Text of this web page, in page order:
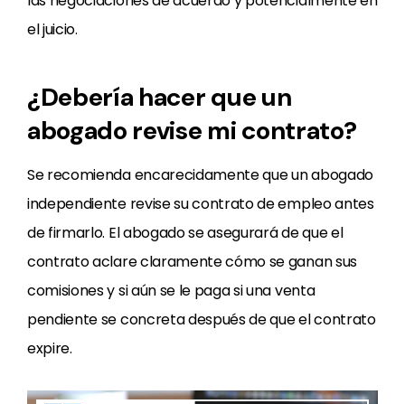
el juicio.
¿Debería hacer que un
abogado revise mi contrato?
Se recomienda encarecidamente que un abogado
independiente revise su contrato de empleo antes
de firmarlo. El abogado se asegurará de que el
contrato aclare claramente cómo se ganan sus
comisiones y si aún se le paga si una venta
pendiente se concreta después de que el contrato
expire.